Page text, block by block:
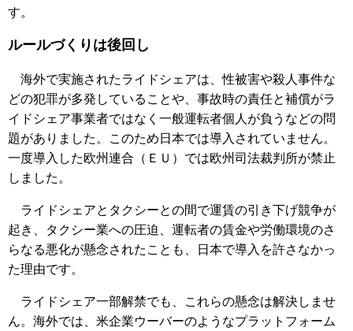
す。
ルールづくりは後回し
海外で実施されたライドシェアは、性被害や殺人事件な
どの犯罪が多発していることや、事故時の責任と補償がラ
イドシェア事業者ではなく一般運転者個人が負うなどの問
題がありました。このため日本では導入されていません。
一度導入した欧州連合（ＥＵ）では欧州司法裁判所が禁止
しました。
ライドシェアとタクシーとの間で運賃の引き下げ競争が
起き、タクシー業への圧迫、運転者の賃金や労働環境のさ
らなる悪化が懸念されたことも、日本で導入を許さなかっ
た理由です。
ライドシェア一部解禁でも、これらの懸念は解決しませ
ん。海外では、米企業ウーバーのようなプラットフォーム